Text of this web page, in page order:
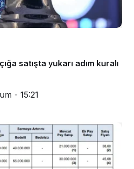
satışta yukarı adım kuralı
- 15:21